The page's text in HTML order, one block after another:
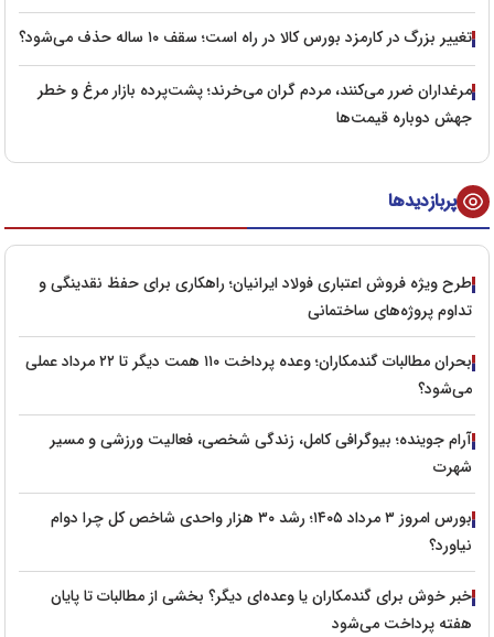
تغییر بزرگ در کارمزد بورس کالا در راه است؛ سقف ۱۰ ساله حذف می‌شود؟
مرغداران ضرر می‌کنند، مردم گران می‌خرند؛ پشت‌پرده بازار مرغ و خطر
جهش دوباره قیمت‌ها
پربازدیدها
طرح ویژه فروش اعتباری فولاد ایرانیان؛ راهکاری برای حفظ نقدینگی و
تداوم پروژه‌های ساختمانی
بحران مطالبات گندمکاران؛ وعده پرداخت ۱۱۰ همت دیگر تا ۲۲ مرداد عملی
می‌شود؟
آرام جوینده؛ بیوگرافی کامل، زندگی شخصی، فعالیت ورزشی و مسیر
شهرت
بورس امروز ۳ مرداد ۱۴۰۵؛ رشد ۳۰ هزار واحدی شاخص کل چرا دوام
نیاورد؟
خبر خوش برای گندمکاران یا وعده‌ای دیگر؟ بخشی از مطالبات تا پایان
هفته پرداخت می‌شود